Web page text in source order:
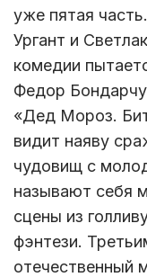
уже пятая
Ургант и
комедии
Федор
«Дед Мороз.
видит наяву
чудовищ с
называют себя
сцены из
фэнтези.
отечественный